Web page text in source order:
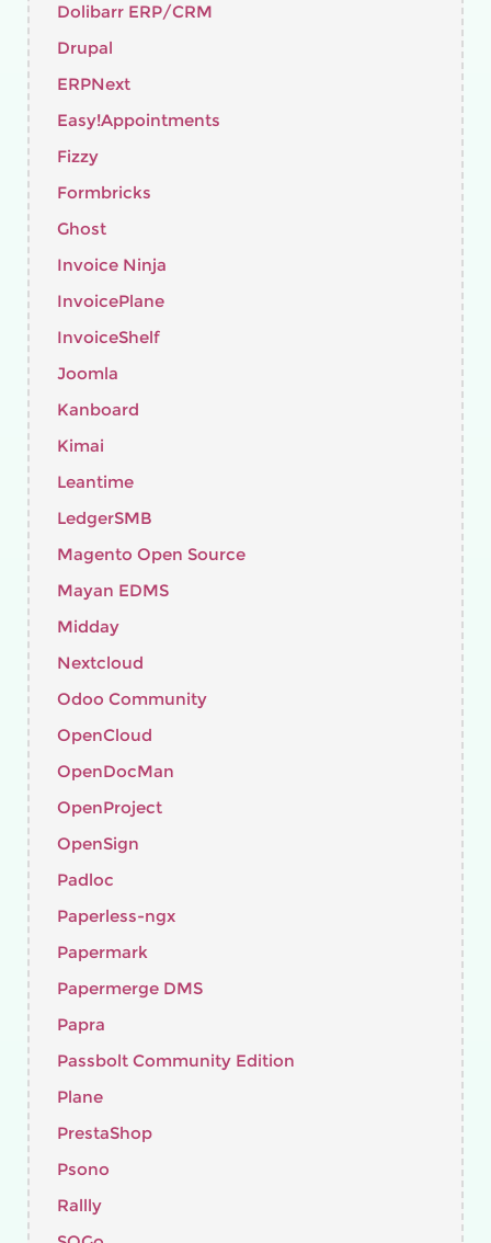
Dolibarr ERP/CRM
Drupal
ERPNext
Easy!Appointments
Fizzy
Formbricks
Ghost
Invoice Ninja
InvoicePlane
InvoiceShelf
Joomla
Kanboard
Kimai
Leantime
LedgerSMB
Magento Open Source
Mayan EDMS
Midday
Nextcloud
Odoo Community
OpenCloud
OpenDocMan
OpenProject
OpenSign
Padloc
Paperless-ngx
Papermark
Papermerge DMS
Papra
Passbolt Community Edition
Plane
PrestaShop
Psono
Rallly